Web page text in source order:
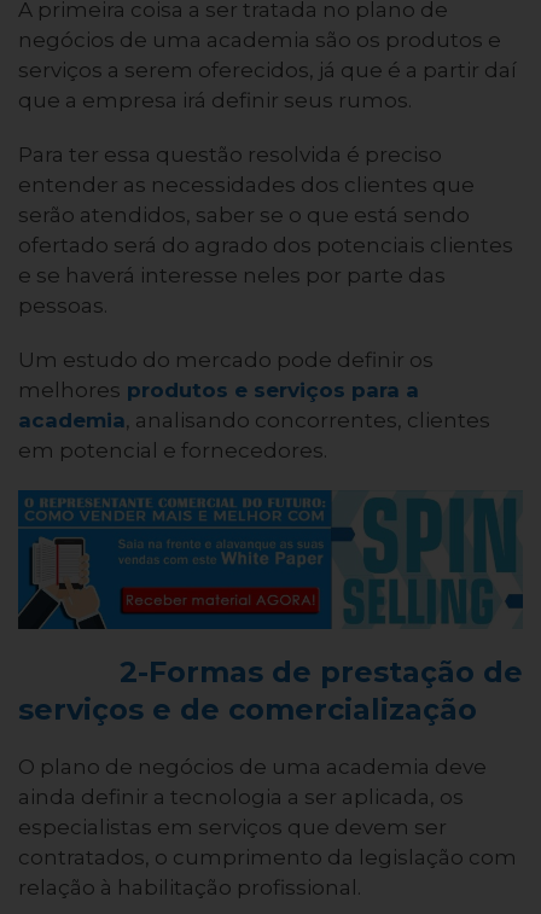
A primeira coisa a ser tratada no plano de
negócios de uma academia são os produtos e
serviços a serem oferecidos, já que é a partir daí
que a empresa irá definir seus rumos.
Para ter essa questão resolvida é preciso
entender as necessidades dos clientes que
serão atendidos, saber se o que está sendo
ofertado será do agrado dos potenciais clientes
e se haverá interesse neles por parte das
pessoas.
Um estudo do mercado pode definir os
melhores produtos e serviços para a
academia , analisando concorrentes, clientes
em potencial e fornecedores.
2-Formas de prestação de
serviços e de comercialização
O plano de negócios de uma academia deve
ainda definir a tecnologia a ser aplicada, os
especialistas em serviços que devem ser
contratados, o cumprimento da legislação com
relação à habilitação profissional.